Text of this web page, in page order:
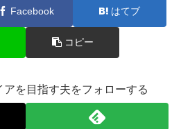
Facebook はてブ
コピー
を目指す夫をフォローする